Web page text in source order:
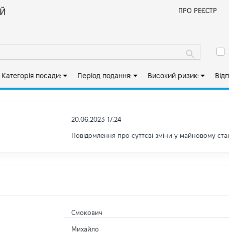
ПРО РЕЄСТР
Категорія посади: Період подання: Високий ризик:
20.06.2023 17:24
Повідомлення про суттєві зміни у майновому
Смокович
Михайло